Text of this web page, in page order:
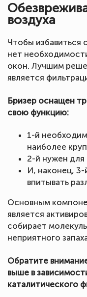
воздуха
Чтобы избавиться
нет
окон. Лучшим
является
Бризер оснащен
свою функцию:
1-й
наиболее
2-й нужен
И, наконец,
впитывать
Основным
является
собирает
неприятного
Обратите
выше в
каталитического